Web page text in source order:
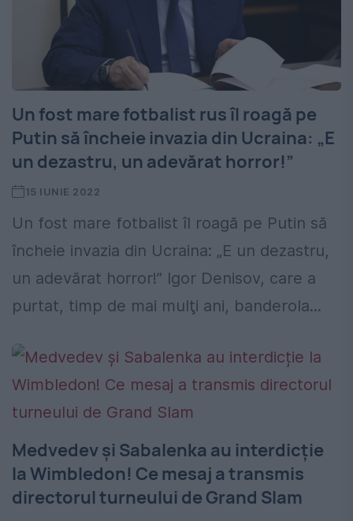
Un fost mare fotbalist rus îl roagă pe
Putin să încheie invazia din Ucraina: „E
un dezastru, un adevărat horror!”
15 IUNIE 2022
Un fost mare fotbalist îl roagă pe Putin să
încheie invazia din Ucraina: „E un dezastru,
un adevărat horror!” Igor Denisov, care a
purtat, timp de mai mulţi ani, banderola...
Medvedev și Sabalenka au interdicție
la Wimbledon! Ce mesaj a transmis
directorul turneului de Grand Slam